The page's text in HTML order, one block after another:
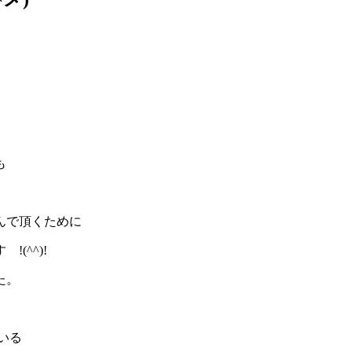
で頂くために
!(^^)!
る